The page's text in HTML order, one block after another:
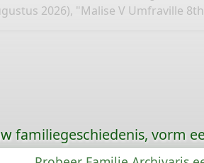
2026), "Malise V Umfraville
familiegeschiedenis, vorm